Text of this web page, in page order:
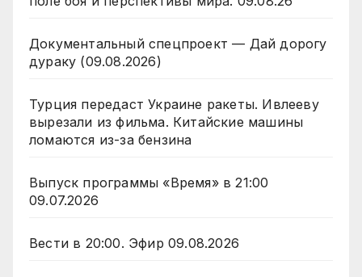
Документальный спецпроект — Дай дорогу
дураку (09.08.2026)
Турция передаст Украине ракеты. Ивлееву
вырезали из фильма. Китайские машины
ломаются из-за бензина
Выпуск программы «Время» в 21:00
09.07.2026
Вести в 20:00. Эфир 09.08.2026